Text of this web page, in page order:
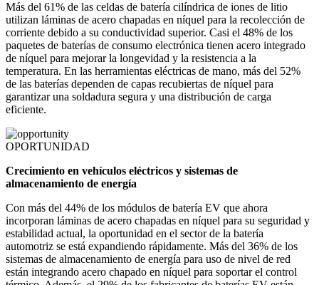
Más del 61% de las celdas de batería cilíndrica de iones de litio
utilizan láminas de acero chapadas en níquel para la recolección de
corriente debido a su conductividad superior. Casi el 48% de los
paquetes de baterías de consumo electrónica tienen acero integrado
de níquel para mejorar la longevidad y la resistencia a la
temperatura. En las herramientas eléctricas de mano, más del 52%
de las baterías dependen de capas recubiertas de níquel para
garantizar una soldadura segura y una distribución de carga
eficiente.
OPORTUNIDAD
Crecimiento en vehículos eléctricos y sistemas de
almacenamiento de energía
Con más del 44% de los módulos de batería EV que ahora
incorporan láminas de acero chapadas en níquel para su seguridad y
estabilidad actual, la oportunidad en el sector de la batería
automotriz se está expandiendo rápidamente. Más del 36% de los
sistemas de almacenamiento de energía para uso de nivel de red
están integrando acero chapado en níquel para soportar el control